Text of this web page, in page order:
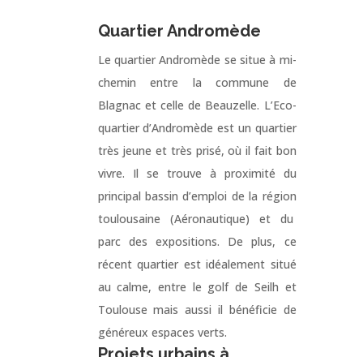
Quartier Andromède
Le quartier Andromède se situe à mi-
chemin entre la commune de
Blagnac et celle de Beauzelle. L’Eco-
quartier d’Andromède est un quartier
très jeune et très prisé, où il fait bon
vivre. Il se trouve à proximité du
principal bassin d’emploi de la région
toulousaine (Aéronautique) et du
parc des expositions. De plus, ce
récent quartier est idéalement situé
au calme, entre le golf de Seilh et
Toulouse mais aussi il bénéficie de
généreux espaces verts.